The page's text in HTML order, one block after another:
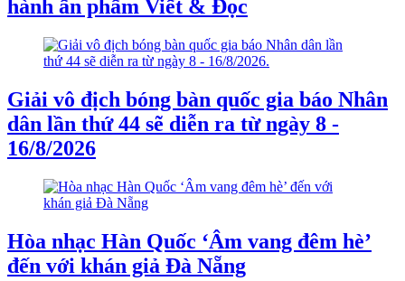
hành ấn phẩm Viết & Đọc
Giải vô địch bóng bàn quốc gia báo Nhân
dân lần thứ 44 sẽ diễn ra từ ngày 8 -
16/8/2026
Hòa nhạc Hàn Quốc ‘Âm vang đêm hè’
đến với khán giả Đà Nẵng